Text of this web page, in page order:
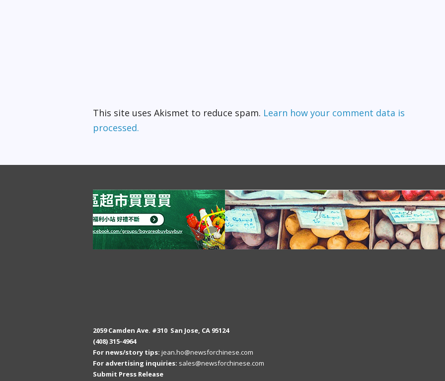
This site uses Akismet to reduce spam. Learn how your comment data is
processed.
2059 Camden Ave. #310 San Jose, CA 95124
(408) 315-4964
For news/story tips: jean.ho@newsforchinese.com
For advertising inquiries: sales@newsforchinese.com
Submit Press Release